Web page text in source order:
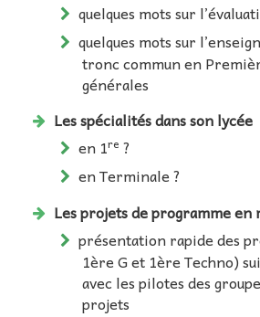
quelques mots sur
quelques mots sur
tronc commun en
générales
Les spécialités dans son lycée
en 1re ?
en Terminale ?
Les projets de programme en
présentation rapide des
1ère G et 1ère Techno)
avec les pilotes des
projets